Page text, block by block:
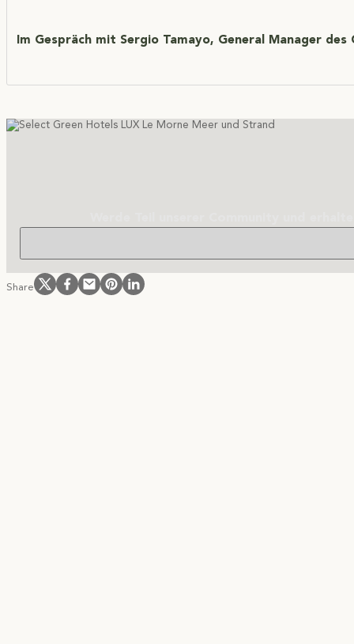
Im Gespräch mit Sergio Tamayo, General Manager des
Share Follow us on Instagram
Follow us on Facebook
Follow us on Facebook
Follow us on Pinterest
Follow us on LinkedIn